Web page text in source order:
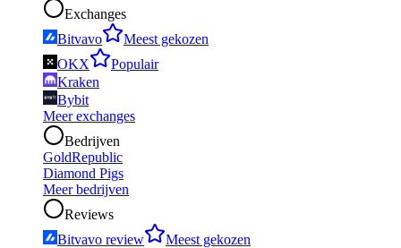
Exchanges
Bitvavo
Meest gekozen
OKX
Populair
Kraken
Bybit
Meer exchanges
Bedrijven
GoldRepublic
Diamond Pigs
Meer bedrijven
Reviews
Bitvavo review
Meest gekozen